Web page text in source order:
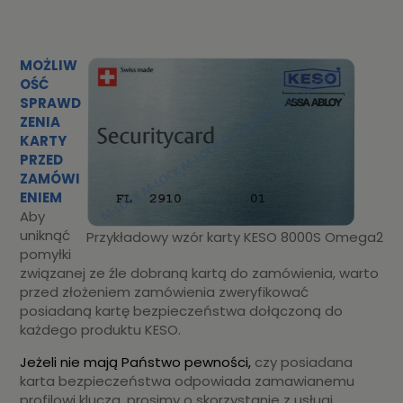
Przykładowy wzór karty KESO 8000S Omega2
MOŻLIW
OŚĆ
SPRAWD
ZENIA
KARTY
PRZED
ZAMÓWI
ENIEM
Aby
uniknąć
pomyłki
związanej ze źle dobraną kartą do zamówienia, warto
przed złożeniem zamówienia zweryfikować
posiadaną kartę bezpieczeństwa dołączoną do
każdego produktu KESO.
Jeżeli nie mają Państwo pewności, czy posiadana
karta bezpieczeństwa odpowiada zamawianemu